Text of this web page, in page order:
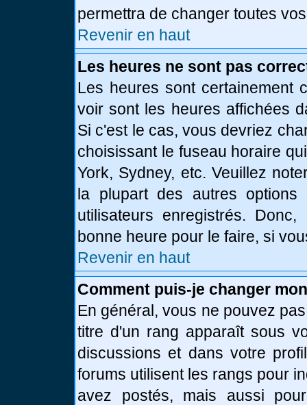
permettra de changer toutes
Revenir en haut
Les heures ne sont pas
Les heures sont certainement
voir sont les heures affichées
Si c'est le cas, vous devriez
choisissant le fuseau horaire
York, Sydney, etc. Veuillez
la plupart des autres options
utilisateurs enregistrés.
bonne heure pour le faire, si
Revenir en haut
Comment puis-je changer
En général, vous ne pouvez
titre d'un rang apparaît sous
discussions et dans votre
forums utilisent les rangs pour
avez postés, mais aussi